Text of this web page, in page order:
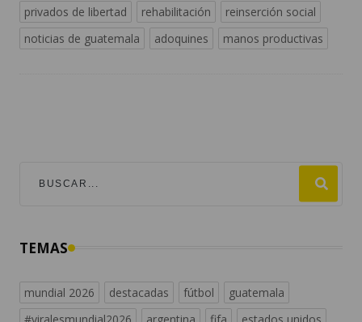
privados de libertad
rehabilitación
reinserción social
noticias de guatemala
adoquines manos productivas
TEMAS
mundial 2026 destacadas fútbol
guatemala
#viralesmundial2026
argentina fifa estados unidos